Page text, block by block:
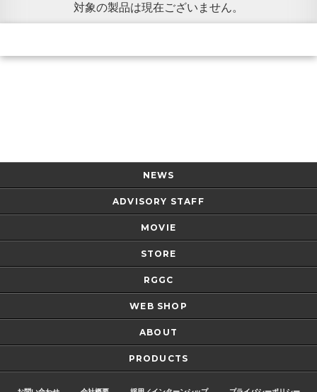
対象の製品は現在ございません。
NEWS
ADVISORY STAFF
MOVIE
STORE
RGGC
WEB SHOP
ABOUT
PRODUCTS